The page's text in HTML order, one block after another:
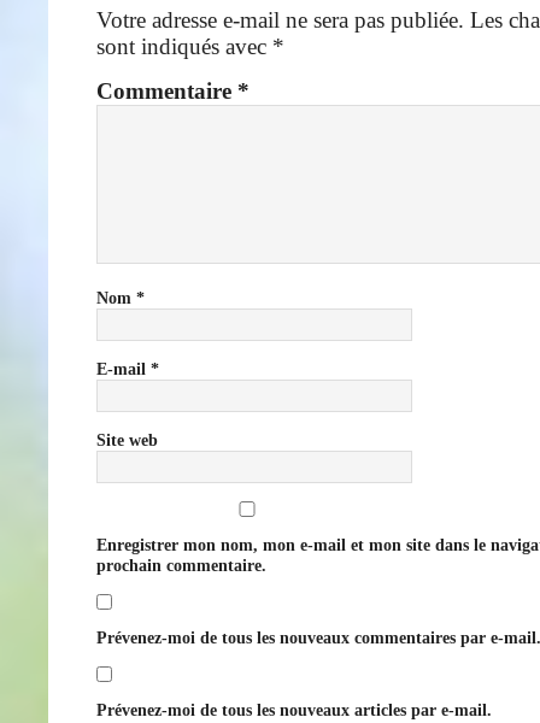
Votre adresse e-mail ne sera pas publiée. Les
sont indiqués avec *
Commentaire *
Nom *
E-mail *
Site web
Enregistrer mon nom, mon e-mail et mon site dans le
prochain commentaire.
Prévenez-moi de tous les nouveaux commentaires par e-mail.
Prévenez-moi de tous les nouveaux articles par e-mail.